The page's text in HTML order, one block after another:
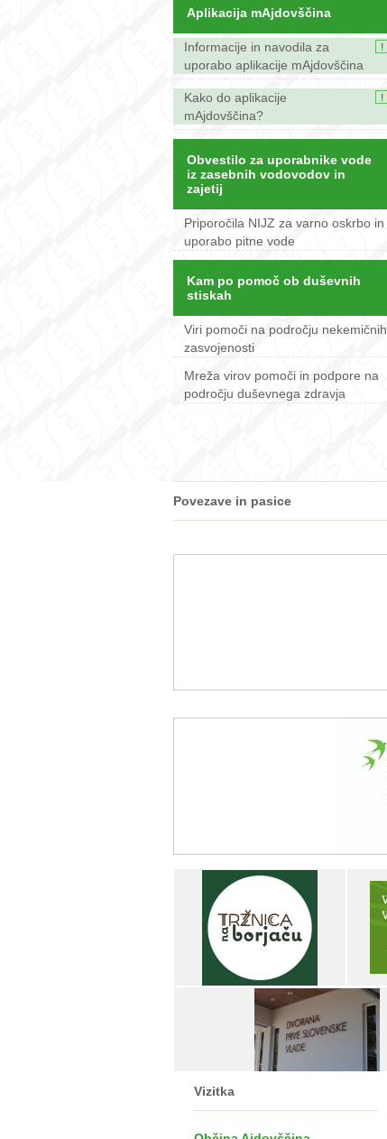
Aplikacija mAjdovščina
Informacije in navodila za
uporabo aplikacije mAjdovščina
Kako do aplikacije
mAjdovščina?
Obvestilo za uporabnike vode
iz zasebnih vodovodov in
zajetij
Priporočila NIJZ za varno oskrbo in
uporabo pitne vode
Kam po pomoč ob duševnih
stiskah
Viri pomoči na področju nekemičnih
zasvojenosti
Mreža virov pomoči in podpore na
področju duševnega zdravja
Povezave in pasice
Vizitka